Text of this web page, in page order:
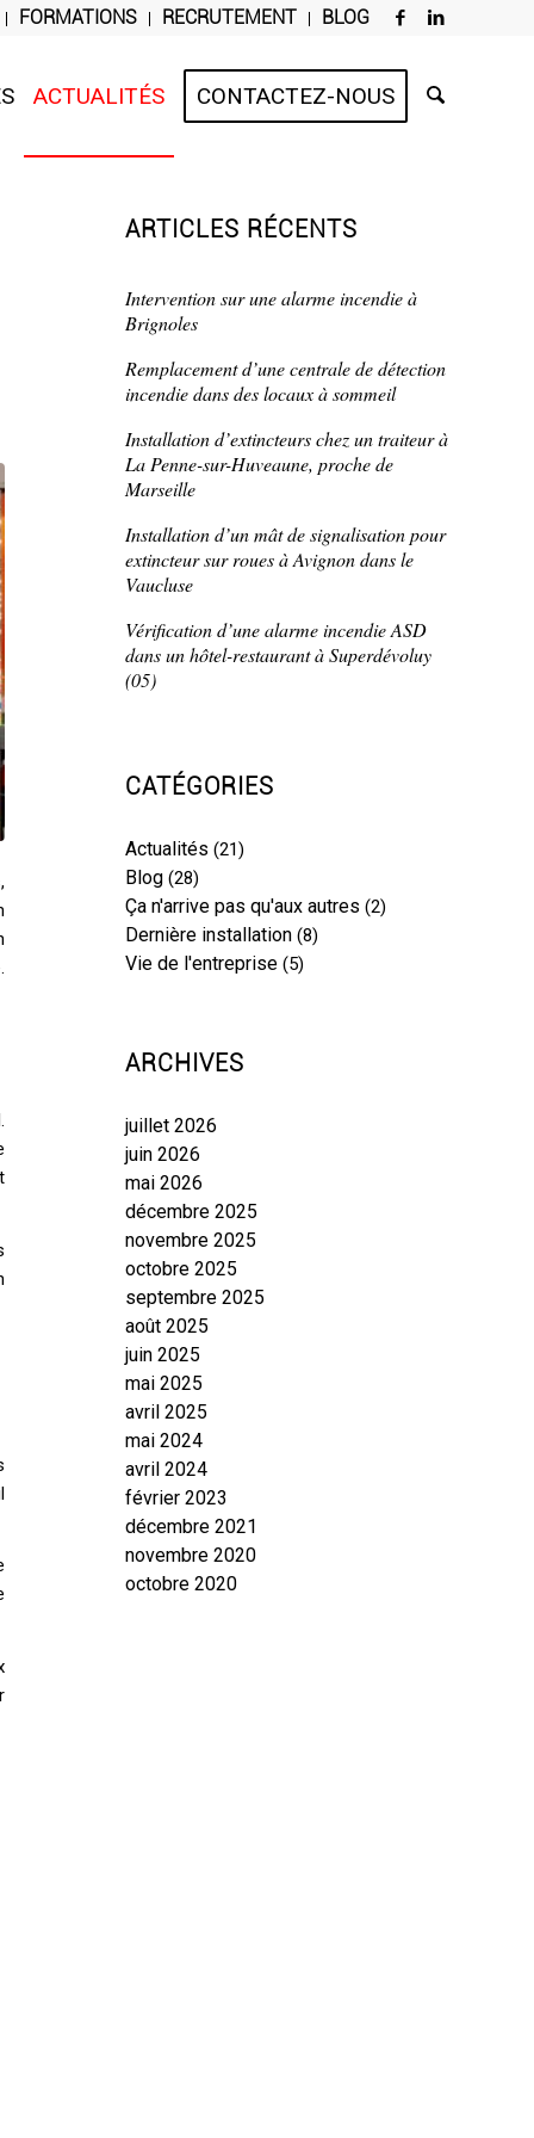
FORMATIONS RECRUTEMENT BLOG
ACTUALITÉS CONTACTEZ-NOUS
ARTICLES RÉCENTS
Intervention sur une alarme incendie à
Brignoles
Remplacement d’une centrale de détection
incendie dans des locaux à sommeil
Installation d’extincteurs chez un traiteur à
La Penne-sur-Huveaune, proche de
Marseille
Installation d’un mât de signalisation pour
extincteur sur roues à Avignon dans le
Vaucluse
Vérification d’une alarme incendie ASD
dans un hôtel-restaurant à Superdévoluy
(05)
CATÉGORIES
Actualités (21)
Blog (28)
Ça n'arrive pas qu'aux autres (2)
Dernière installation (8)
Vie de l'entreprise (5)
ARCHIVES
juillet 2026
juin 2026
mai 2026
décembre 2025
novembre 2025
octobre 2025
septembre 2025
août 2025
juin 2025
mai 2025
avril 2025
mai 2024
avril 2024
février 2023
décembre 2021
novembre 2020
octobre 2020